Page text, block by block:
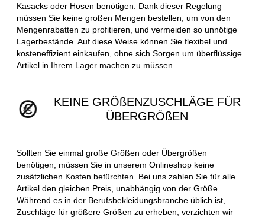
Kasacks oder Hosen benötigen. Dank dieser Regelung
müssen Sie keine großen Mengen bestellen, um von den
Mengenrabatten zu profitieren, und vermeiden so unnötige
Lagerbestände. Auf diese Weise können Sie flexibel und
kosteneffizient einkaufen, ohne sich Sorgen um überflüssige
Artikel in Ihrem Lager machen zu müssen.
KEINE GRÖßENZUSCHLÄGE FÜR
ÜBERGRÖßEN
Sollten Sie einmal große Größen oder Übergrößen
benötigen, müssen Sie in unserem Onlineshop keine
zusätzlichen Kosten befürchten. Bei uns zahlen Sie für alle
Artikel den gleichen Preis, unabhängig von der Größe.
Während es in der Berufsbekleidungsbranche üblich ist,
Zuschläge für größere Größen zu erheben, verzichten wir